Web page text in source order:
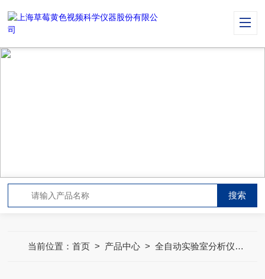
当前位置：首页 > 产品中心 >全自动实验室分析仪器